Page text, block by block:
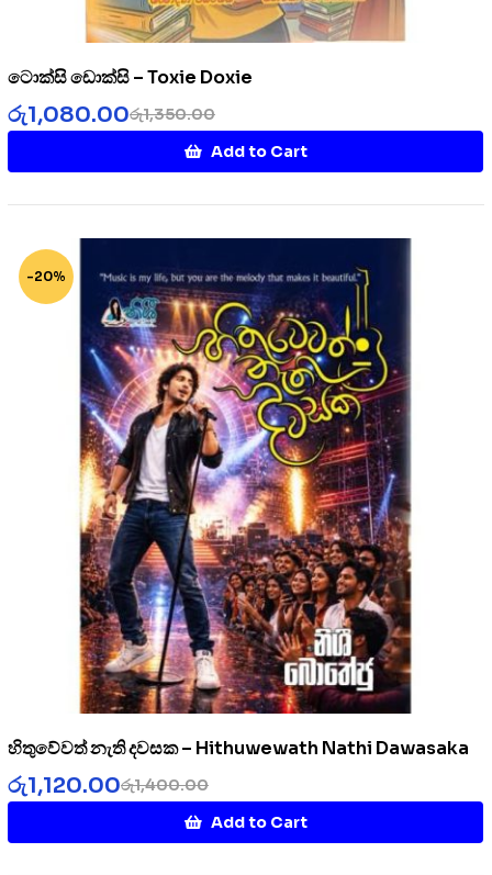
ටොක්සි ඩොක්සි – Toxie Doxie
රු1,350.00
රු1,080.00
Add to Cart
-20%
හිතුවේවත් නැති දවසක – Hithuwewath Nathi Dawasaka
රු1,400.00
රු1,120.00
Add to Cart